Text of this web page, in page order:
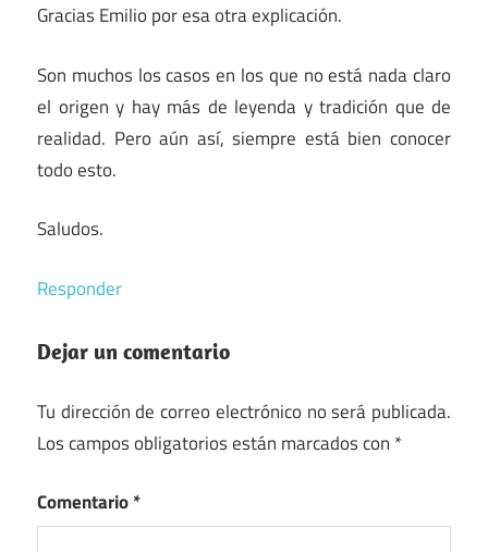
Gracias Emilio por esa otra explicación.
Son muchos los casos en los que no está nada claro
el origen y hay más de leyenda y tradición que de
realidad. Pero aún así, siempre está bien conocer
todo esto.
Saludos.
Responder
Dejar un comentario
Tu dirección de correo electrónico no será publicada.
Los campos obligatorios están marcados con *
Comentario*